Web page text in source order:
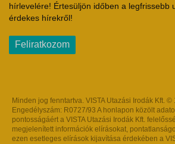
hírlevelére! Értesüljön időben a legfrissebb
érdekes hírekről!
Feliratkozom
Minden jog fenntartva. VISTA Utazási Irodák Kft. ©
Engedélyszám: R0727/93 A honlapon közölt
pontosságáért a VISTA Utazási Irodák Kft.
megjelenített információk elírásokat,
ezen esetleges elírások kijavítása érdekében a